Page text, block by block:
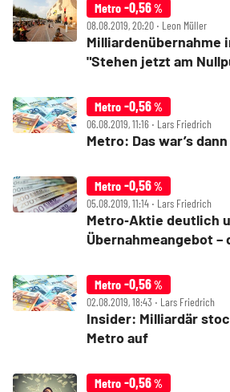
Metro -0,56%
08.08.2019, 20:20 ‧ Leon Müller
Milliardenübernahme
"Stehen jetzt am
Metro -0,56%
06.08.2019, 11:16 ‧ Lars Friedrich
Metro: Das war’s
Metro -0,56%
05.08.2019, 11:14 ‧ Lars Friedrich
Metro‑Aktie deutlich
Übernahmeangebot –
Metro -0,56%
02.08.2019, 18:43 ‧ Lars Friedrich
Insider: Milliardär
Metro auf
Metro -0,56%